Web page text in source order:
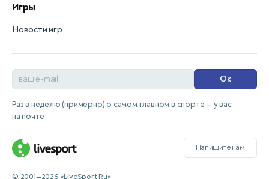
Игры
Новости игр
Ок
Раз в неделю (примерно) о самом главном в спорте — у вас
на почте
Напишите нам
© 2001—2026 «LiveSport.Ru»